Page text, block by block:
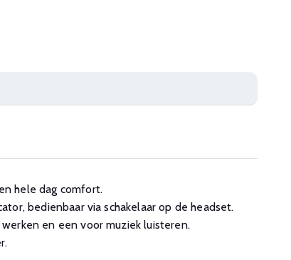
hele dag comfort.
bedienbaar via schakelaar op de headset.
en een voor muziek luisteren.